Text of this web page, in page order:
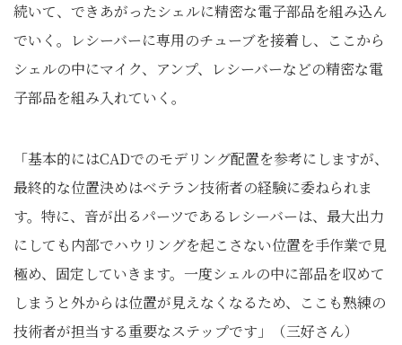
続いて、できあがったシェルに精密な電子部品を組み込ん
でいく。レシーバーに専用のチューブを接着し、ここから
シェルの中にマイク、アンプ、レシーバーなどの精密な電
子部品を組み入れていく。
「基本的にはCADでのモデリング配置を参考にしますが、
最終的な位置決めはベテラン技術者の経験に委ねられま
す。特に、音が出るパーツであるレシーバーは、最大出力
にしても内部でハウリングを起こさない位置を手作業で見
極め、固定していきます。一度シェルの中に部品を収めて
しまうと外からは位置が見えなくなるため、ここも熟練の
技術者が担当する重要なステップです」（三好さん）